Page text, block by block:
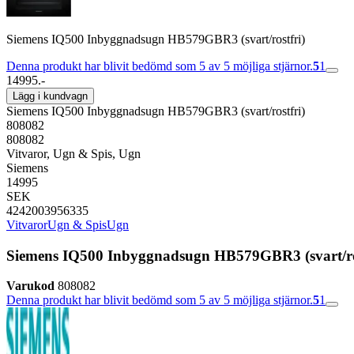
Siemens IQ500 Inbyggnadsugn HB579GBR3 (svart/rostfri)
Denna produkt har blivit bedömd som 5 av 5 möjliga stjärnor.51
14995.-
Lägg i kundvagn
Siemens IQ500 Inbyggnadsugn HB579GBR3 (svart/rostfri)
808082
808082
Vitvaror, Ugn & Spis, Ugn
Siemens
14995
SEK
4242003956335
VitvarorUgn & SpisUgn
Siemens IQ500 Inbyggnadsugn HB579GBR3 (svart/
Varukod 808082
Denna produkt har blivit bedömd som 5 av 5 möjliga stjärnor.51